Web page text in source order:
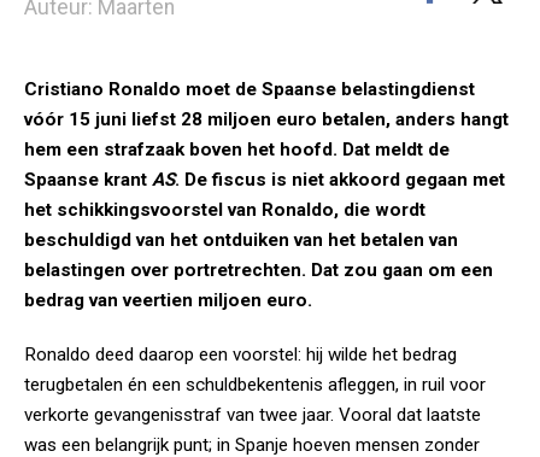
Auteur: Maarten
Cristiano Ronaldo moet de Spaanse belastingdienst
vóór 15 juni liefst 28 miljoen euro betalen, anders hangt
hem een strafzaak boven het hoofd. Dat meldt de
Spaanse krant AS. De fiscus is niet akkoord gegaan met
het schikkingsvoorstel van Ronaldo, die wordt
beschuldigd van het ontduiken van het betalen van
belastingen over portretrechten. Dat zou gaan om een
bedrag van veertien miljoen euro.
Ronaldo deed daarop een voorstel: hij wilde het bedrag
terugbetalen én een schuldbekentenis afleggen, in ruil voor
verkorte gevangenisstraf van twee jaar. Vooral dat laatste
was een belangrijk punt; in Spanje hoeven mensen zonder